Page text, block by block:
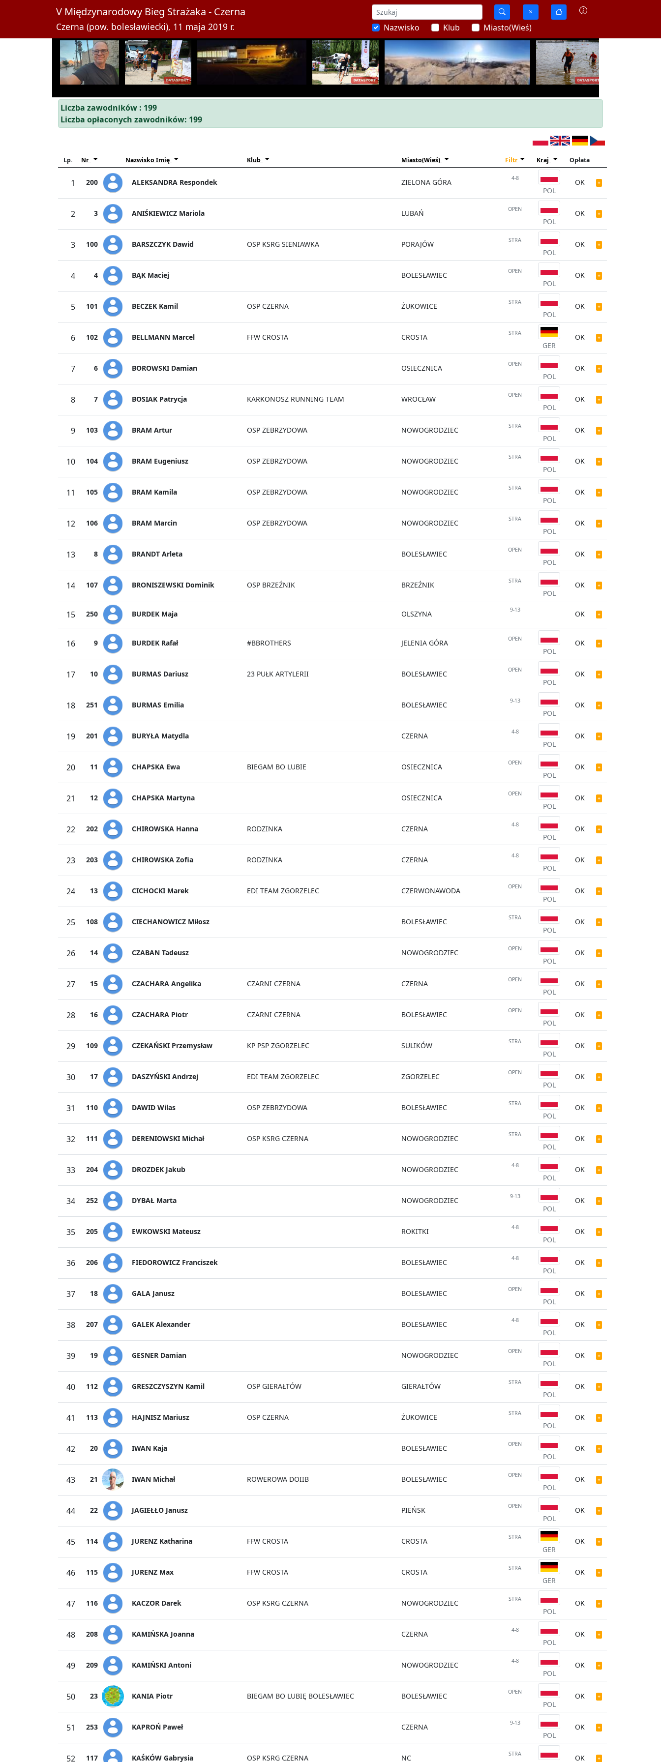
V Międzynarodowy Bieg Strażaka - Czerna
Czerna (pow. bolesławiecki), 11 maja 2019 r. Nazwisko Klub Miasto(Wieś)
Liczba zawodników : 199
Liczba opłaconych zawodników: 199
Lp. Nr Nazwisko Imię Klub Miasto(Wieś) Filtr Kraj Opłata
1 200 ALEKSANDRA Respondek ZIELONA GÓRA 4-8
POL
OK
2 3 ANIŚKIEWICZ Mariola LUBAŃ OPEN
POL
OK
3 100 BARSZCZYK Dawid OSP KSRG SIENIAWKA PORAJÓW STRA
POL
OK
4 4 BĄK Maciej BOLESŁAWIEC OPEN
POL
OK
5 101 BECZEK Kamil OSP CZERNA ŻUKOWICE STRA
POL
OK
6 102 BELLMANN Marcel FFW CROSTA CROSTA STRA
GER
OK
7 6 BOROWSKI Damian OSIECZNICA OPEN
POL
OK
8 7 BOSIAK Patrycja KARKONOSZ RUNNING TEAM WROCŁAW OPEN
POL
OK
9 103 BRAM Artur OSP ZEBRZYDOWA NOWOGRODZIEC STRA
POL
OK
10 104 BRAM Eugeniusz OSP ZEBRZYDOWA NOWOGRODZIEC STRA
POL
OK
11 105 BRAM Kamila OSP ZEBRZYDOWA NOWOGRODZIEC STRA
POL
OK
12 106 BRAM Marcin OSP ZEBRZYDOWA NOWOGRODZIEC STRA
POL
OK
13 8 BRANDT Arleta BOLESŁAWIEC OPEN
POL
OK
14 107 BRONISZEWSKI Dominik OSP BRZEŹNIK BRZEŹNIK STRA
POL
OK
15 250 BURDEK Maja OLSZYNA 9-13 OK
16 9 BURDEK Rafał #BBROTHERS JELENIA GÓRA OPEN
POL
OK
17 10 BURMAS Dariusz 23 PUŁK ARTYLERII BOLESŁAWIEC OPEN
POL
OK
18 251 BURMAS Emilia BOLESŁAWIEC 9-13
POL
OK
19 201 BURYŁA Matydla CZERNA 4-8
POL
OK
20 11 CHAPSKA Ewa BIEGAM BO LUBIE OSIECZNICA OPEN
POL
OK
21 12 CHAPSKA Martyna OSIECZNICA OPEN
POL
OK
22 202 CHIROWSKA Hanna RODZINKA CZERNA 4-8
POL
OK
23 203 CHIROWSKA Zofia RODZINKA CZERNA 4-8
POL
OK
24 13 CICHOCKI Marek EDI TEAM ZGORZELEC CZERWONAWODA OPEN
POL
OK
25 108 CIECHANOWICZ Miłosz BOLESŁAWIEC STRA
POL
OK
26 14 CZABAN Tadeusz NOWOGRODZIEC OPEN
POL
OK
27 15 CZACHARA Angelika CZARNI CZERNA CZERNA OPEN
POL
OK
28 16 CZACHARA Piotr CZARNI CZERNA BOLESŁAWIEC OPEN
POL
OK
29 109 CZEKAŃSKI Przemysław KP PSP ZGORZELEC SULIKÓW STRA
POL
OK
30 17 DASZYŃSKI Andrzej EDI TEAM ZGORZELEC ZGORZELEC OPEN
POL
OK
31 110 DAWID Wilas OSP ZEBRZYDOWA BOLESŁAWIEC STRA
POL
OK
32 111 DERENIOWSKI Michał OSP KSRG CZERNA NOWOGRODZIEC STRA
POL
OK
33 204 DROZDEK Jakub NOWOGRODZIEC 4-8
POL
OK
34 252 DYBAŁ Marta NOWOGRODZIEC 9-13
POL
OK
35 205 EWKOWSKI Mateusz ROKITKI 4-8
POL
OK
36 206 FIEDOROWICZ Franciszek BOLESŁAWIEC 4-8
POL
OK
37 18 GALA Janusz BOLESŁAWIEC OPEN
POL
OK
38 207 GALEK Alexander BOLESŁAWIEC 4-8
POL
OK
39 19 GESNER Damian NOWOGRODZIEC OPEN
POL
OK
40 112 GRESZCZYSZYN Kamil OSP GIERAŁTÓW GIERAŁTÓW STRA
POL
OK
41 113 HAJNISZ Mariusz OSP CZERNA ŻUKOWICE STRA
POL
OK
42 20 IWAN Kaja BOLESŁAWIEC OPEN
POL
OK
43 21 IWAN Michał ROWEROWA DOIIB BOLESŁAWIEC OPEN
POL
OK
44 22 JAGIEŁŁO Janusz PIEŃSK OPEN
POL
OK
45 114 JURENZ Katharina FFW CROSTA CROSTA STRA
GER
OK
46 115 JURENZ Max FFW CROSTA CROSTA STRA
GER
OK
47 116 KACZOR Darek OSP KSRG CZERNA NOWOGRODZIEC STRA
POL
OK
48 208 KAMIŃSKA Joanna CZERNA 4-8
POL
OK
49 209 KAMIŃSKI Antoni NOWOGRODZIEC 4-8
POL
OK
50 23 KANIA Piotr BIEGAM BO LUBIĘ BOLESŁAWIEC BOLESŁAWIEC OPEN
POL
OK
51 253 KAPROŃ Paweł CZERNA 9-13
POL
OK
52 117 KAŚKÓW Gabrysia OSP KSRG CZERNA NC STRA OK